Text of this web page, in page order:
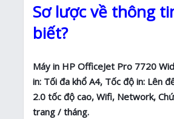
Sơ lược về thông
biết?
Máy in HP OfficeJet Pro 7720
in: Tối đa khổ A4, Tốc độ in: Lên
2.0 tốc độ cao, Wifi, Network,
trang / tháng.